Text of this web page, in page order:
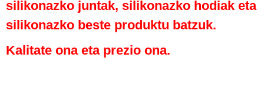
silikonazko juntak, silikonazko hodiak eta
silikonazko beste produktu batzuk.
Kalitate ona eta prezio ona.